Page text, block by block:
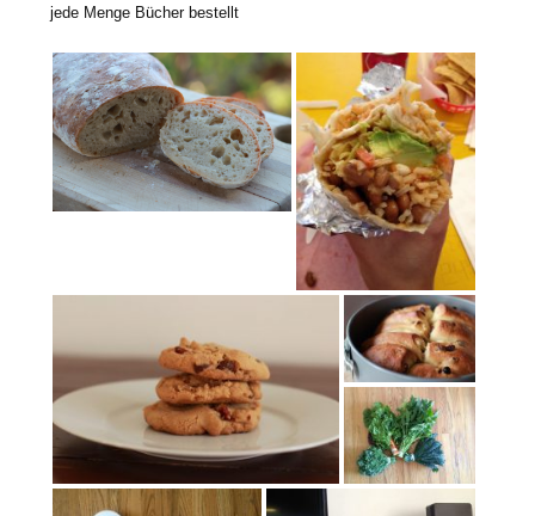
jede Menge Bücher bestellt